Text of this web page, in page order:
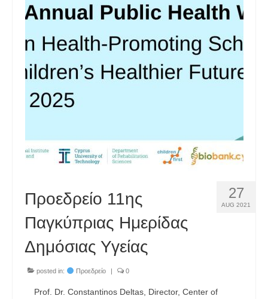
27
AUG 2021
Προεδρείο 11ης
Παγκύπριας Ημερίδας
Δημόσιας Υγείας
posted in: Προεδρείο | 0
Prof. Dr. Constantinos Deltas, Director, Center of